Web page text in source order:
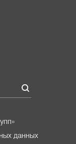
данных